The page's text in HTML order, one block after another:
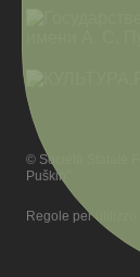
© Società Statale
Puškin”
Regole per utilizzo